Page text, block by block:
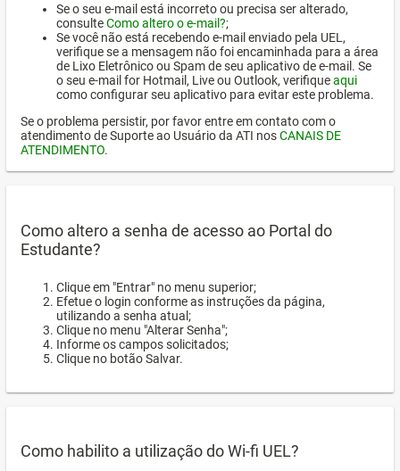
Se o seu e-mail está incorreto ou precisa ser alterado,
consulteComo altero o e-mail?;
Se você não está recebendo e-mail enviado pela UEL,
verifique se a mensagem não foi encaminhada para a área
de Lixo Eletrônico ou Spam de seu aplicativo de e-mail. Se
o seu e-mail for Hotmail, Live ou Outlook, verifiqueaqui
como configurar seu aplicativo para evitar este problema.
Se o problema persistir, por favor entre em contato com o
atendimento de Suporte ao Usuário da ATI nosCANAIS DE
ATENDIMENTO.
Como altero a senha de acesso ao Portal do
Estudante?
Clique em "Entrar" no menu superior;
Efetue o login conforme as instruções da página,
utilizando a senha atual;
Clique no menu "Alterar Senha";
Informe os campos solicitados;
Clique no botão Salvar.
Como habilito a utilização do Wi-fi UEL?